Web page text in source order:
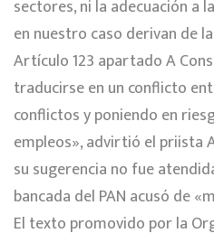
sectores, ni la adecuación a
en nuestro caso derivan de
Artículo 123 apartado A
traducirse en un conflicto
conflictos y poniendo en
empleos», advirtió el priista
su sugerencia no fue
bancada del PAN acusó de
El texto promovido por la